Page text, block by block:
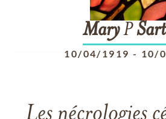
MaryP
10/04/1919 - 10/